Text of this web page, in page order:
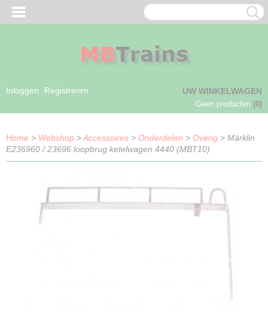
Inloggen Registreren UW WINKELWAGEN
Geen producten (0)
Home > Webshop >Accessoires > Onderdelen > Overig > Märklin
E236960 / 23696 loopbrug ketelwagen 4440 (MBT10)